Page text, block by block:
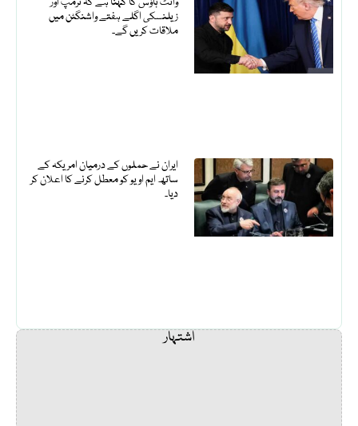
زیلنسکی اگلے ہفتے واشنگٹن میں
ملاقات کریں گے۔
ایران نے حملوں کے درمیان امریکہ کے
ساتھ ایم او یو کو معطل کرنے کا اعلان کر
دیا۔
اشتہار